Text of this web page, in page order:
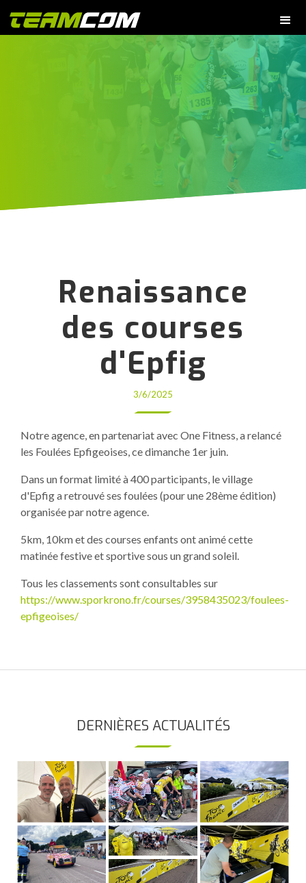
Renaissance
des courses
d'Epfig
3/6/2025
Notre agence, en partenariat avec One Fitness, a relancé
les Foulées Epfigeoises, ce dimanche 1er juin.
Dans un format limité à 400 participants, le village
d'Epfig a retrouvé ses foulées (pour une 28ème édition)
organisée par notre agence.
5km, 10km et des courses enfants ont animé cette
matinée festive et sportive sous un grand soleil.
Tous les classements sont consultables sur
https://www.sporkrono.fr/courses/3958435023/foulees-
epfigeoises/
DERNIÈRES ACTUALITÉS